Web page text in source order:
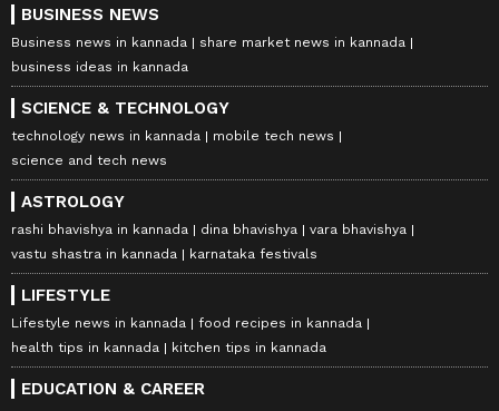
BUSINESS NEWS
Business news in kannada
share market news in kannada
business ideas in kannada
SCIENCE & TECHNOLOGY
technology news in kannada
mobile tech news
science and tech news
ASTROLOGY
rashi bhavishya in kannada dina bhavishya
vara bhavishya
vastu shastra in kannada
karnataka festivals
LIFESTYLE
Lifestyle news in kannada
food recipes in kannada
health tips in kannada
kitchen tips in kannada
EDUCATION & CAREER